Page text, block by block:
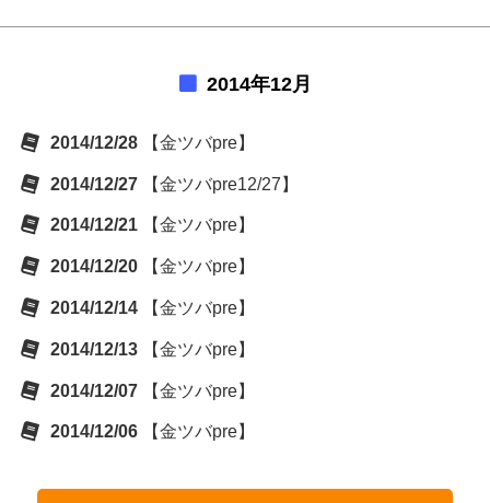
2014年12月
2014/12/28 【金ツバpre】
2014/12/27 【金ツバpre12/27】
2014/12/21 【金ツバpre】
2014/12/20 【金ツバpre】
2014/12/14 【金ツバpre】
2014/12/13 【金ツバpre】
2014/12/07 【金ツバpre】
2014/12/06 【金ツバpre】